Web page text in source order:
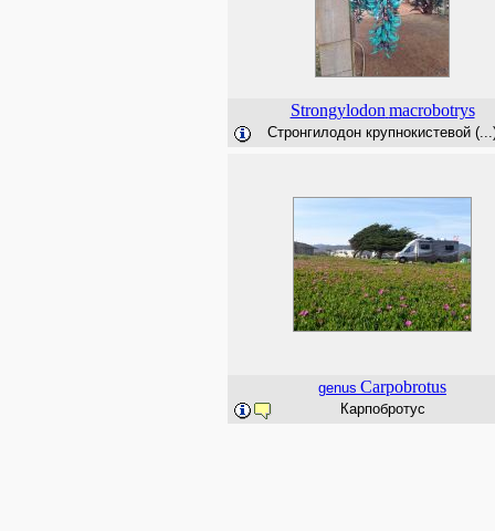
Strongylodon macrobotrys
Стронгилодон крупнокистевой
genus Carpobrotus
Карпобротус